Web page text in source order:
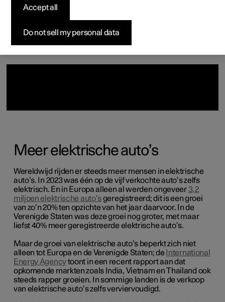
Pre-owned Polestar 2
Subscription
Samenstellen
Pre-owned Polestar 3
Preview evenement
Offerte aanvragen
Samenstellen
Tijdelijk voordeel
Zo werkt het bestellen
Financieringsopties
Aanmelden voor nieuwsbrief
Evenementen
Meer elektrische auto’s
Wereldwijd rijden er steeds meer mensen in elektrische
auto’s. In 2023 was één op de vijf verkochte auto’s zelfs
elektrisch. En in Europa alleen al werden ongeveer 3,2
miljoen elektrische auto’sgeregistreerd; dit is een groei
van zo’n 20% ten opzichte van het jaar daarvoor. In de
Verenigde Staten was deze groei nog groter, met maar
liefst 40% meer geregistreerde elektrische auto’s.
Maar de groei van elektrische auto’s beperkt zich niet
alleen tot Europa en de Verenigde Staten; de International
Energy Agencytoont in een recent rapport aan dat
opkomende markten zoals India, Vietnam en Thailand ook
steeds rapper groeien. In sommige landen is de verkoop
van elektrische auto’s zelfs verviervoudigd.
Do not sell my personal data
Accept all